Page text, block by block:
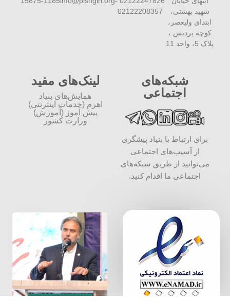
شهید بهشتی،
ابتدای ولیعصر،
کوچه پردیس ،
پلاک 5، واحد 11
02122208357
شبکه‌های
اجتماعی
برای ارتباط با بنیاد پیشگری
از آسیب‌های اجتماعی
می‌توانید از طریق شبکه‌‎های
اجتماعی ما اقدام کنید.
لینک‌های مفید
همایش‌های بنیاد
اهرم (خدمات اینترنتی)
پیش آموز (آموزش)
وزارت کشور